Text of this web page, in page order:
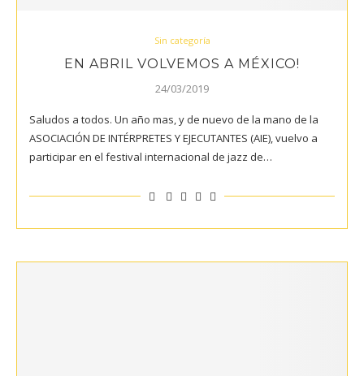
Sin categoría
EN ABRIL VOLVEMOS A MÉXICO!
24/03/2019
Saludos a todos. Un año mas, y de nuevo de la mano de la
ASOCIACIÓN DE INTÉRPRETES Y EJECUTANTES (AIE), vuelvo a
participar en el festival internacional de jazz de…